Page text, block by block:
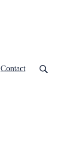
Contact